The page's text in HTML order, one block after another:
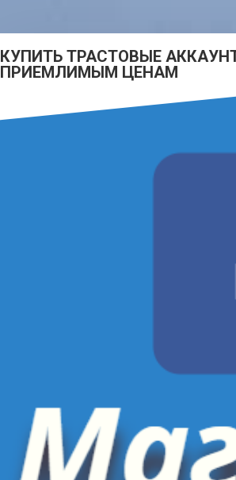
КУПИТЬ ТРАСТОВЫЕ
ПРИЕМЛИМЫМ ЦЕНАМ